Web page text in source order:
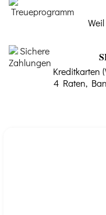
Kreditkarten
4 Raten,